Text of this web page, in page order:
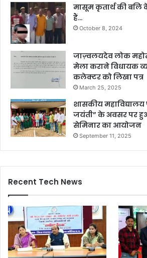
मासूम कृतार्थ की बलि
हैं…
October 8, 2024
जाज़्वलयदेव लोक
मेला कराने विधायक
कलेक्टर को लिखा पत्र
March 25, 2025
शासकीय
जयंती” के अवसर पर
सेमिनार का आयोजन
September 11, 2025
Recent Tech News